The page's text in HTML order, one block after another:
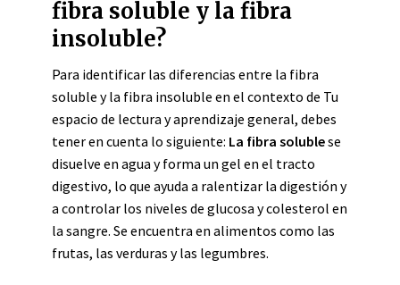
fibra soluble y la fibra
insoluble?
Para identificar las diferencias entre la fibra
soluble y la fibra insoluble en el contexto de Tu
espacio de lectura y aprendizaje general, debes
tener en cuenta lo siguiente: La fibra solublese
disuelve en agua y forma un gel en el tracto
digestivo, lo que ayuda a ralentizar la digestión y
a controlar los niveles de glucosa y colesterol en
la sangre. Se encuentra en alimentos como las
frutas, las verduras y las legumbres.